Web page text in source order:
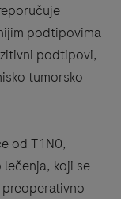
podtipovima
podtipovi,
tumorsko
od T1N0,
koji se